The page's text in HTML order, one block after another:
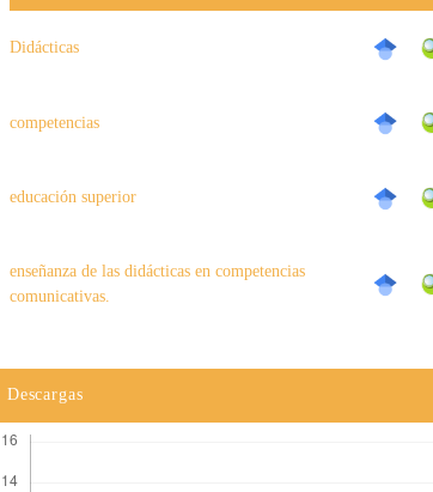
Didácticas
competencias
educación superior
enseñanza de las didácticas en competencias
comunicativas.
Descargas